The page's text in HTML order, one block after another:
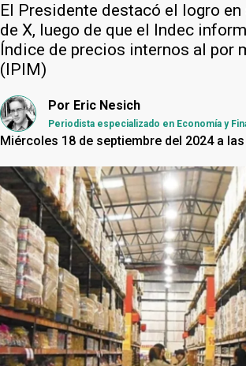
El Presidente destacó el logro en
de X, luego de que el Indec
Índice de precios internos al por
(IPIM)
Por Eric Nesich
Periodista especializado en Economía y
Miércoles 18 de septiembre del 2024 a